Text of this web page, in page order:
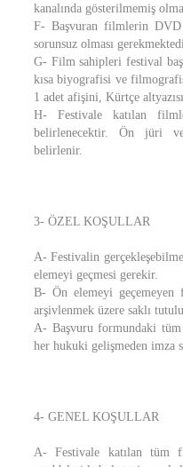
kanalında gösterilmemiş
F- Başvuran filmlerin DVD
sorunsuz olması
G- Film sahipleri festival
kısa biyografisi ve
1 adet afişini, Kürtçe
H- Festivale katılan
belirlenecektir. Ön jüri
belirlenir.
3- ÖZEL KOŞULLAR
A- Festivalin
elemeyi geçmesi gerekir.
B- Ön elemeyi
arşivlenmek üzere saklı
A- Başvuru formundaki
her hukuki gelişmeden imza
4- GENEL KOŞULLAR
A- Festivale katılan tüm